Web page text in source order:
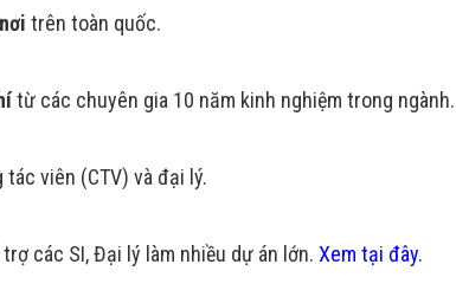
nơi trên toàn quốc.
từ các chuyên gia 10 năm kinh nghiệm trong ngành.
tác viên (CTV) và đại lý.
trợ các SI, Đại lý làm nhiều dự án lớn. Xem tại đây.